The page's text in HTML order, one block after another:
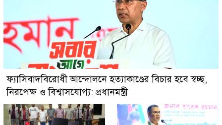
ফ্যাসিবাদবিরোধী আন্দোলনে হত্যাকাণ্ডের বিচার হবে স্বচ্ছ,
নিরপেক্ষ ও বিশ্বাসযোগ্য: প্রধানমন্ত্রী